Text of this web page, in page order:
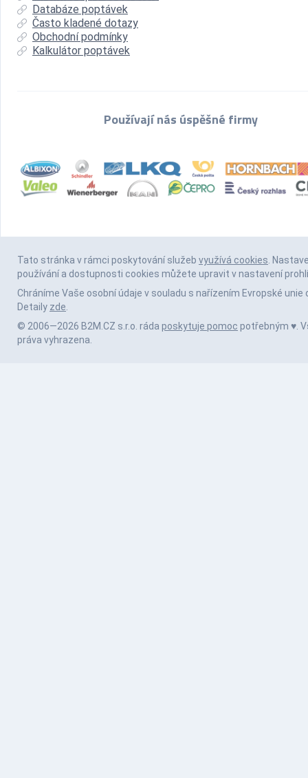
Databáze poptávek
Často kladené dotazy
Obchodní podmínky
Kalkulátor poptávek
Používají nás úspěšné firmy
Tato stránka v rámci poskytování služeb využívá cookies.
používání a dostupnosti cookies můžete upravit v nastavení
Chráníme Vaše osobní údaje v souladu s nařízením Evropské unie
Detaily zde.
© 2006—2026 B2M.CZ s.r.o. ráda poskytuje pomoc potřebným ♥️.
práva vyhrazena.